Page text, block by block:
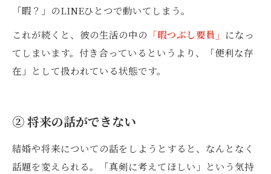
「暇？」のLINEひとつで動いてしまう。
これが続くと、彼の生活の中の 「暇つぶし要員」 になっ
てしまいます。付き合っているというより、「便利な存
在」として扱われている状態です。
② 将来の話ができない
結婚や将来についての話をしようとすると、なんとなく
話題を変えられる。「真剣に考えてほしい」という気持